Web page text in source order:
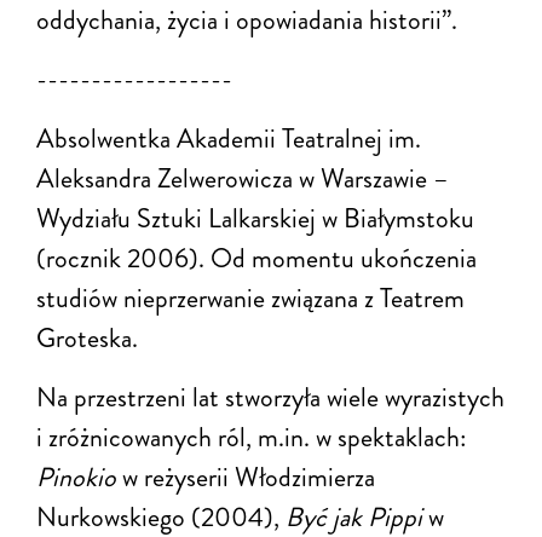
oddychania, życia i opowiadania historii”.
------------------
Absolwentka Akademii Teatralnej im.
Aleksandra Zelwerowicza w Warszawie –
Wydziału Sztuki Lalkarskiej w Białymstoku
(rocznik 2006). Od momentu ukończenia
studiów nieprzerwanie związana z Teatrem
Groteska.
Na przestrzeni lat stworzyła wiele wyrazistych
i zróżnicowanych ról, m.in. w spektaklach:
Pinokiow reżyserii Włodzimierza
Nurkowskiego (2004), Być jak Pippiw